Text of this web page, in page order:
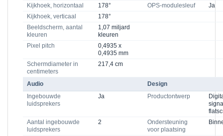
Kijkhoek, horizontaal 178° OPS-modulesleuf
Ja
Kijkhoek, verticaal
178°
Beeldscherm, aantal
kleuren
1,07 miljard
kleuren
Pixel pitch
0,4935 x
0,4935 mm
Schermdiameter in
centimeters
217,4 cm
Audio
Design
Ingebouwde
luidsprekers
Ja Productontwerp
Aantal ingebouwde
luidsprekers
2
Ondersteuning
voor plaatsing